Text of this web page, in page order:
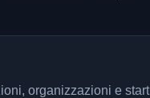
organizzazioni e